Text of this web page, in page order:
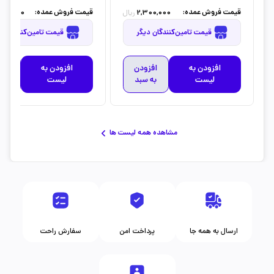
قیمت فروش عمده: 2,300,000 ریال
قیمت تامین‌کنندگان دیگر
افزودن به
لیست
افزودن
به سبد
قیمت فروش عمده:
قیمت تامین‌کنندگان دیگر
افزودن به
لیست
مشاهده همه لیست ها
سفارش راحت پرداخت امن ارسال به همه جا